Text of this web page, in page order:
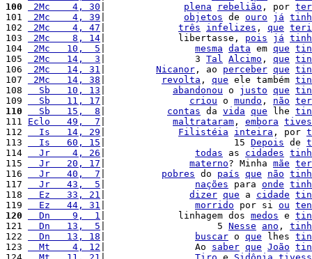
100
2Mc    4, 30 plena rebelião , por
101
2Mc    4, 39 objetos de ouro já
102
2Mc    4, 47 três infelizes , que
103
2Mc    8, 14 |             libertasse, pois já
104
2Mc   10,  5 mesma data em que
105
2Mc   14,  3 |                3 Tal Alcimo , que
106
2Mc   14, 31 Nicanor , ao perceber que
107
2Mc   14, 38 revolta , que ele também
108
  Sb   10, 13
abandonou o justo que
109
  Sb   11, 17
criou o mundo , não
110
  Sb   15,  8
contas da vida que lhe
111 Eclo   49,  7 maltrataram , embora
112
  Is   14, 29
Filistéia inteira , por
113
  Is   60, 15
|                       15 Depois de
114
  Jr    4, 26
todas as cidades
115
  Jr   20, 17
materno? Minha mãe
116
  Jr   40,  7
pobres do país que não
117
  Jr   43,  5
nações para onde
118
  Ez   33, 21
dizer que a cidade
119
  Ez   44, 31
morrido por si ou
120
  Dn    9,  1
|             linhagem dos medos e
121
  Dn   13,  5
|                    5 Nesse ano ,
122
  Dn   13, 18
buscar o que lhes
123
  Mt    4, 12
|                Ao saber que João